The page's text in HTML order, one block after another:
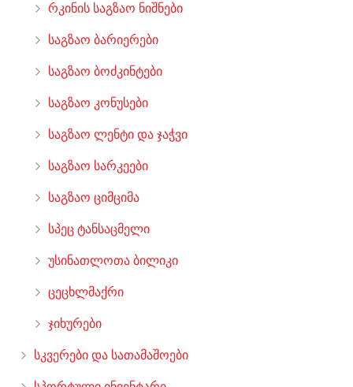
რკინის საგზაო ნიშნები
საგზაო ბარიერები
საგზაო ბოძკინტები
საგზაო კონუსები
საგზაო ლენტი და ჯაჭვი
საგზაო სარკეები
საგზაო ციმციმა
სპეც ტანსაცმელი
უსინათლოთა ბილიკი
ცეცხლმაქრი
ჯიხურები
სკვერები და სათამაშოები